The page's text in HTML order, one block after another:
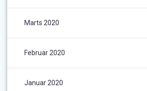
Marts 2020
Februar 2020
Januar 2020